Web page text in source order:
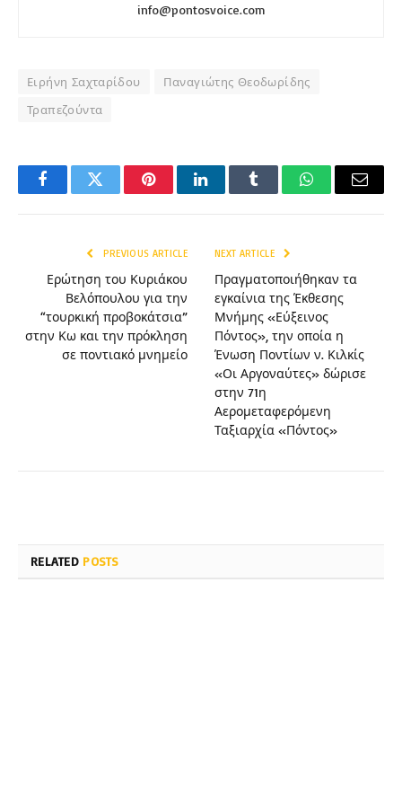
info@pontosvoice.com
Ειρήνη Σαχταρίδου
Παναγιώτης Θεοδωρίδης
Τραπεζούντα
FacebookTwitter PinterestLinkedInTumblr WhatsAppEmail
PREVIOUS ARTICLE
Ερώτηση του Κυριάκου
Βελόπουλου για την
“τουρκική προβοκάτσια”
στην Κω και την πρόκληση
σε ποντιακό μνημείο
NEXT ARTICLE
Πραγματοποιήθηκαν τα
εγκαίνια της Έκθεσης
Μνήμης «Εύξεινος
Πόντος», την οποία η
Ένωση Ποντίων ν. Κιλκίς
«Οι Αργοναύτες» δώρισε
στην 71η
Αερομεταφερόμενη
Ταξιαρχία «Πόντος»
RELATED POSTS